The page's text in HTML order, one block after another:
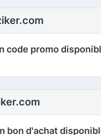
code promo
bon d'achat